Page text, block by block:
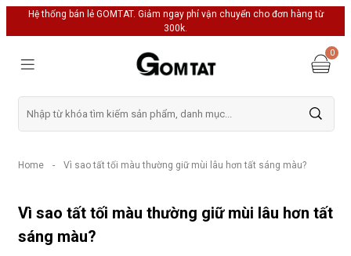
Hệ thống bán lẻ GOMTAT. Giảm ngay phí vận chuyển cho đơn hàng từ
300k.
0
Home - Vì sao tất tối màu thường giữ mùi lâu hơn tất sáng màu?
Vì sao tất tối màu thường giữ mùi lâu hơn tất
sáng màu?